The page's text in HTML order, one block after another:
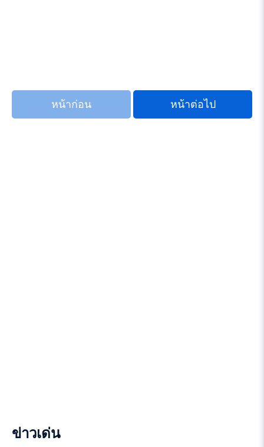
หน้าก่อน หน้าต่อไป
ข่าวเด่น